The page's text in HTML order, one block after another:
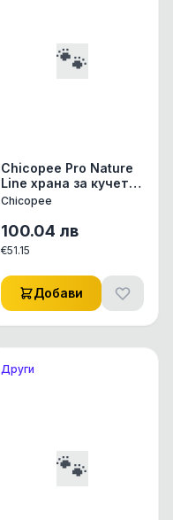
🐾
Chicopee Pro Nature
Line храна за кучета
над 12 месеца с агне
Chicopee
100.04 лв
€51.15
Добави
Други
🐾